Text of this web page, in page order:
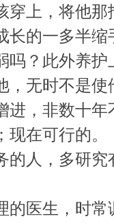
穿上，将他
长的一多半
吗？此外养
，无时不是
进，非数十
在可行的。
的人，多研
的医生，时